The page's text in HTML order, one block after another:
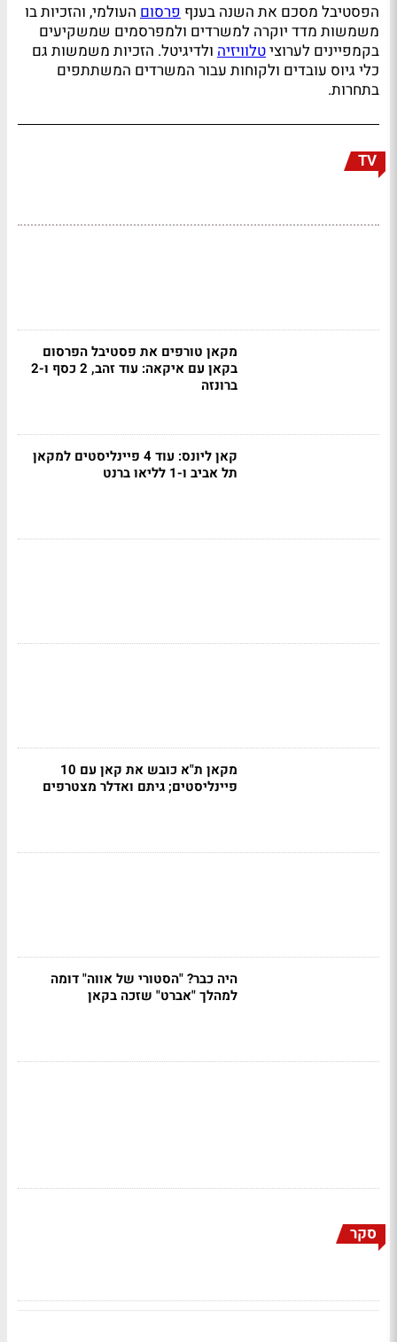
הפסטיבל מסכם את השנה בענף פרסום העולמי, והזכיות בו
משמשות מדד יוקרה למשרדים ולמפרסמים שמשקיעים
בקמפיינים לערוציטלוויזיה ולדיגיטל. הזכיות משמשות גם
כלי גיוס עובדים ולקוחות עבור המשרדים המשתתפים
בתחרות.
TV
מקאן טורפים את פסטיבל הפרסום
בקאן עם איקאה: עוד זהב, 2 כסף ו-2
ברונזה
קאן ליונס: עוד 4 פיינליסטים למקאן
תל אביב ו-1 לליאו ברנט
מקאן ת"א כובש את קאן עם 10
פיינליסטים; גיתם ואדלר מצטרפים
היה כבר? "הסטורי של אווה" דומה
למהלך "אברט" שזכה בקאן
סקר